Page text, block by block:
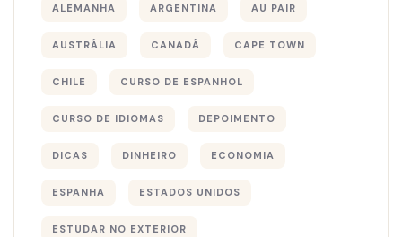
ALEMANHA ARGENTINA AU PAIR
AUSTRÁLIA CANADÁ CAPE TOWN
CHILE CURSO DE ESPANHOL
CURSO DE IDIOMAS DEPOIMENTO
DICAS DINHEIRO ECONOMIA
ESPANHA ESTADOS UNIDOS
ESTUDAR NO EXTERIOR